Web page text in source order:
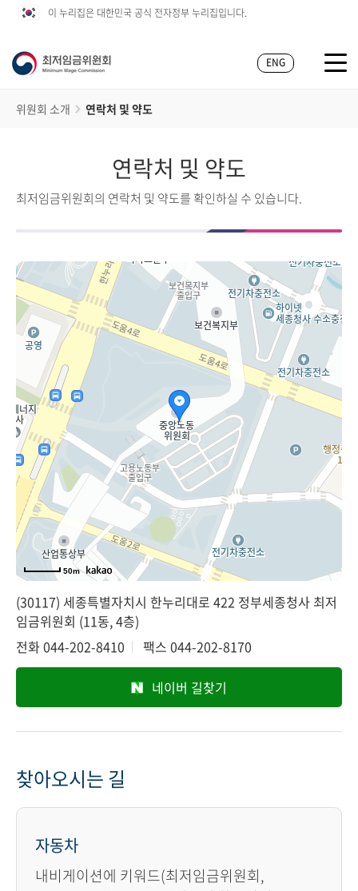
이 누리집은 대한민국 공식 전자정부 누리집입니다.
ENG
위원회 소개 연락처 및 약도
연락처 및 약도
최저임금위원회의 연락처 및 약도를 확인하실 수 있습니다.
50m
(30117) 세종특별자치시 한누리대로 422 정부세종청사 최저
임금위원회 (11동, 4층)
전화044-202-8410 팩스 044-202-8170
네이버 길찾기
찾아오시는 길
자동차
내비게이션에 키워드(최저임금위원회,